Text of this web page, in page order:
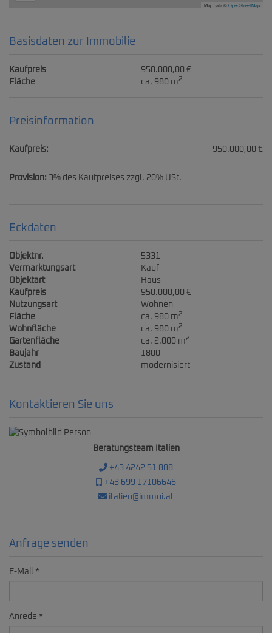
Map data ©OpenStreetMap
Basisdaten zur Immobilie
Kaufpreis
950.000,00 €
Fläche
ca. 980 m2
Preisinformation
Kaufpreis: 950.000,00 €
Provision: 3% des Kaufpreises zzgl. 20% USt.
Eckdaten
Objektnr.
5331
Vermarktungsart
Kauf
Objektart
Haus
Kaufpreis
950.000,00 €
Nutzungsart
Wohnen
Fläche
ca. 980 m2
Wohnfläche ca. 980 m2
Gartenfläche ca. 2.000 m2
Baujahr
1800
Zustand
modernisiert
Kontaktieren Sie uns
Beratungsteam Italien
+43 4242 51 888
+43 699 17106646
italien@immoi.at
Anfrage senden
E-Mail
Anrede